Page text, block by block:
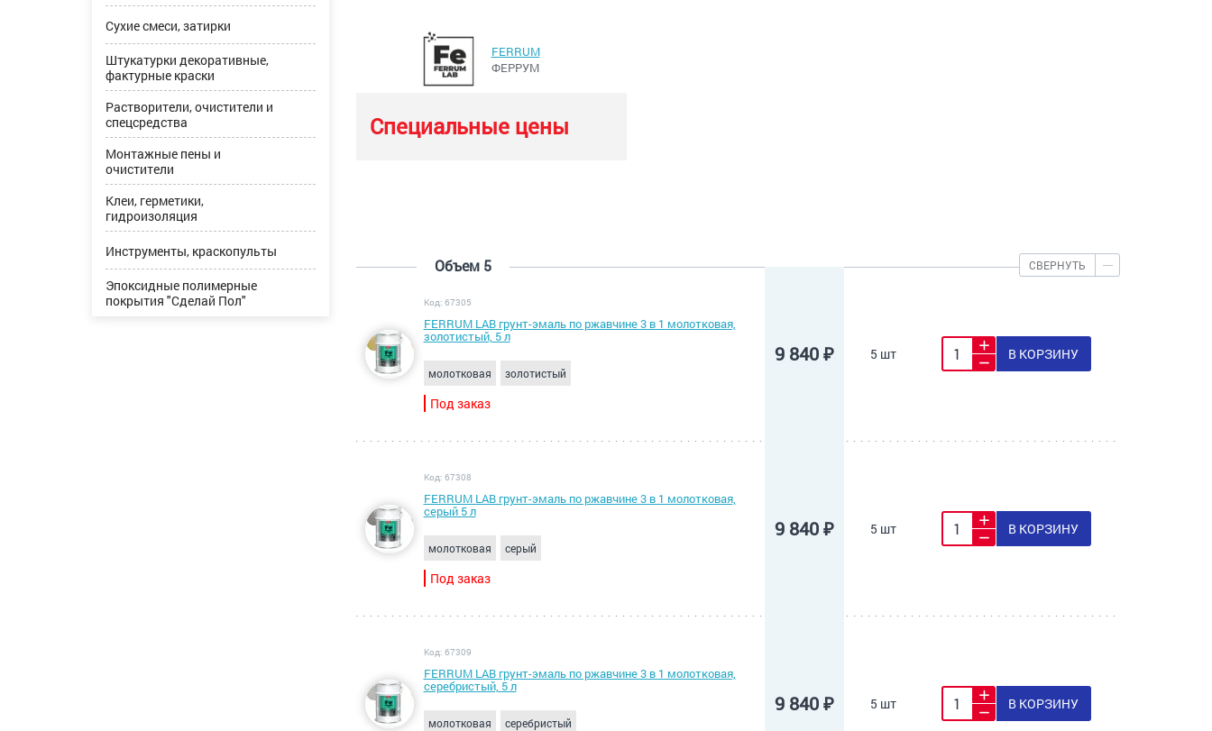
Сухие смеси, затирки
Штукатурки декоративные,
фактурные краски
Растворители, очистители и
спецсредства
Монтажные пены и
очистители
Клеи, герметики,
гидроизоляция
Инструменты, краскопульты
Эпоксидные полимерные
покрытия "Сделай Пол"
FERRUM
ФЕРРУМ
Специальные цены
Объем 5 СВЕРНУТЬ
Код: 67305
FERRUM LAB грунт-эмаль по ржавчине 3 в 1 молотковая,
золотистый, 5 л
молотковая золотистый
Под заказ
9 840 ₽ 5 шт В КОРЗИНУ
Код: 67308
FERRUM LAB грунт-эмаль по ржавчине 3 в 1 молотковая,
серый 5 л
молотковая серый
Под заказ
9 840 ₽ 5 шт В КОРЗИНУ
Код: 67309
FERRUM LAB грунт-эмаль по ржавчине 3 в 1 молотковая,
серебристый, 5 л
молотковая серебристый
9 840 ₽ 5 шт В КОРЗИНУ